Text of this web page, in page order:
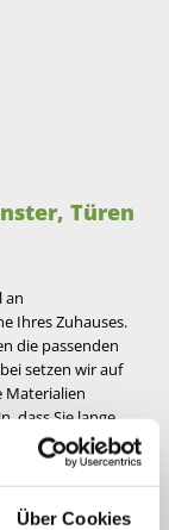
Über Cookies
Türen
an
Ihres Zuhauses.
die passenden
setzen wir auf
Materialien
dass Sie lange
unserem Angebot